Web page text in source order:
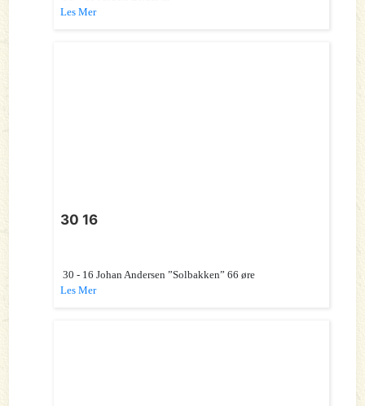
Les Mer
30 16
30 - 16 Johan Andersen ”Solbakken” 66 øre
Les Mer